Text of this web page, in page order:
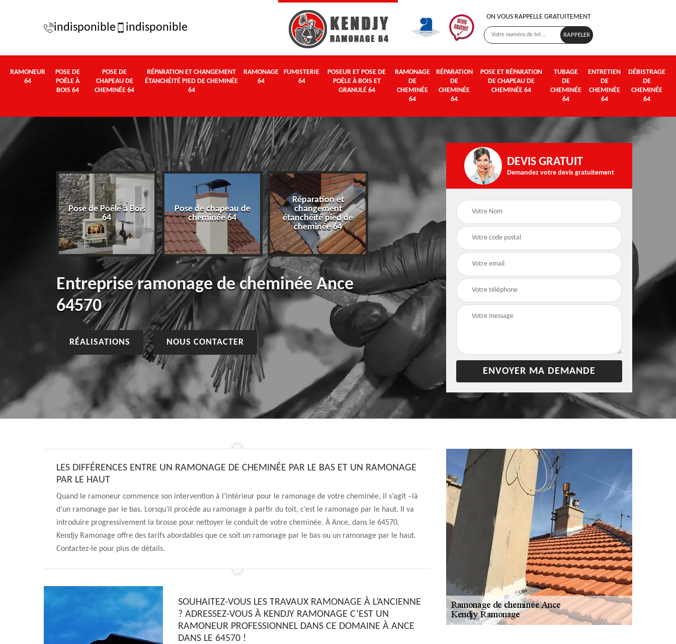
indisponible indisponible
ON VOUS RAPPELLE GRATUITEMENT
RAMONEUR
64
POSE DE
POÊLE À
BOIS 64
POSE DE
CHAPEAU DE
CHEMINÉE 64
RÉPARATION ET CHANGEMENT
ÉTANCHÉITÉ PIED DE CHEMINÉE
64
RAMONAGE
64
FUMISTERIE
64
POSEUR ET POSE DE
POÊLE À BOIS ET
GRANULÉ 64
RAMONAGE
DE
CHEMINÉE
64
RÉPARATION
DE
CHEMINÉE
64
POSE ET RÉPARATION
DE CHAPEAU DE
CHEMINÉE 64
TUBAGE
DE
CHEMINÉE
64
ENTRETIEN
DE
CHEMINÉE
64
DÉBISTRAGE
DE
CHEMINÉE
64
Pose de Poêle à Bois
64
Pose de chapeau de
cheminée 64
Réparation et
changement
étanchéité pied de
cheminée 64
Ramonage 64
Poseur et pose de
poêle à bois et
Entreprise ramonage de cheminée Ance
64570
RÉALISATIONS NOUS CONTACTER
DEVIS GRATUIT
Demandez votre devis gratuitement
LES DIFFÉRENCES ENTRE UN RAMONAGE DE CHEMINÉE PAR LE BAS ET UN RAMONAGE
PAR LE HAUT
Quand le ramoneur commence son intervention à l’intérieur pour le ramonage de votre cheminée, il s’agit –là
d’un ramonage par le bas. Lorsqu’il procède au ramonage à partir du toit, c’est le ramonage par le haut. Il va
introduire progressivement la brosse pour nettoyer le conduit de votre cheminée. À Ance, dans le 64570,
Kendjy Ramonage offre des tarifs abordables que ce soit un ramonage par le bas ou un ramonage par le haut.
Contactez-le pour plus de détails.
SOUHAITEZ-VOUS LES TRAVAUX RAMONAGE À L’ANCIENNE
? ADRESSEZ-VOUS À KENDJY RAMONAGE C’EST UN
RAMONEUR PROFESSIONNEL DANS CE DOMAINE À ANCE
DANS LE 64570 !